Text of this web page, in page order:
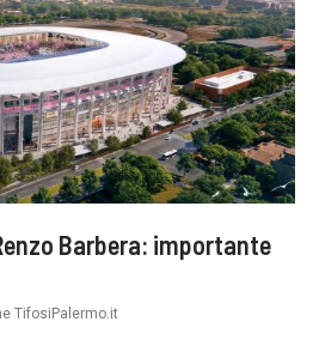
Barbera: importante
TifosiPalermo.it